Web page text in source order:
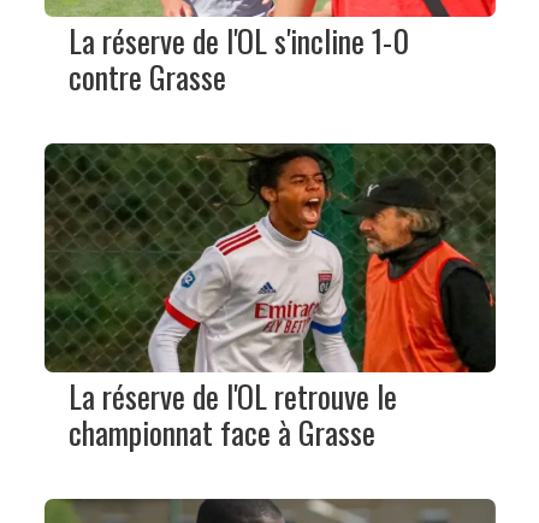
La réserve de l'OL s'incline 1-0
contre Grasse
La réserve de l'OL retrouve le
championnat face à Grasse